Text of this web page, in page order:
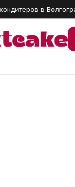
в